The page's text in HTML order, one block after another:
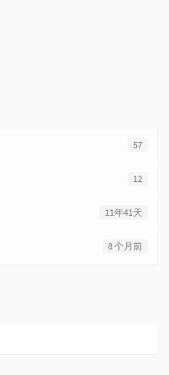
57
12
11年41天
8 个月前